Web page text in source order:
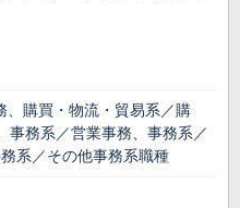
、購買・物流・貿易系／購
事務系／営業事務、事務系／
系／その他事務系職種